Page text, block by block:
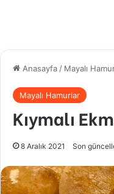
Anasayfa / Mayalı
Mayalı Hamurlar
Kıymalı
8 Aralık 2021 Son